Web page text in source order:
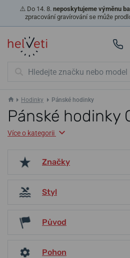
⚠️ Do 14. 8. neposkytujeme výměnu
zpracování gravírování se může
Hodinky Pánské hodinky
Pánské hodinky
Více o kategorii
Značky
Styl
Původ
Pohon